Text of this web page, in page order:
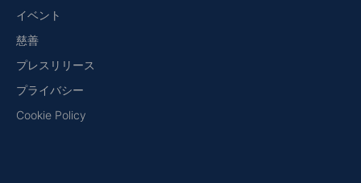
イベント
慈善
プレスリリース
プライバシー
Cookie Policy